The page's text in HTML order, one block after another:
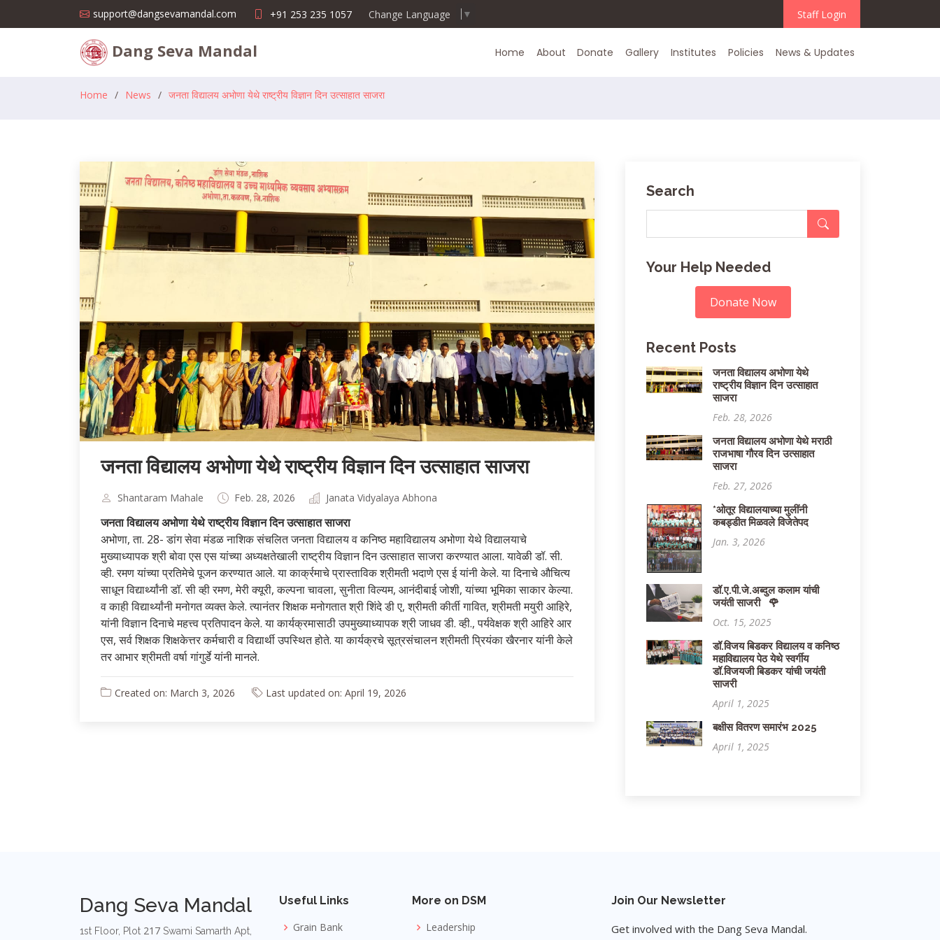
support@dangsevamandal.com +91 253 235 1057 Change Language ▼ Staff Login
Dang Seva Mandal Home About Donate Gallery Institutes Policies News & Updates
Home News जनता विद्यालय अभोणा येथे राष्ट्रीय विज्ञान दिन उत्साहात साजरा
जनता विद्यालय अभोणा येथे राष्ट्रीय विज्ञान दिन उत्साहात साजरा
Shantaram Mahale Feb. 28, 2026 Janata Vidyalaya Abhona
जनता विद्यालय अभोणा येथे राष्ट्रीय विज्ञान दिन उत्साहात साजरा
अभोणा, ता. 28- डांग सेवा मंडळ नाशिक संचलित जनता विद्यालय व कनिष्ठ महाविद्यालय अभोणा येथे विद्यालयाचे
मुख्याध्यापक श्री बोवा एस एस यांच्या अध्यक्षतेखाली राष्ट्रीय विज्ञान दिन उत्साहात साजरा करण्यात आला. यावेळी डॉ. सी.
व्ही. रमण यांच्या प्रतिमेचे पूजन करण्यात आले. या कार्क्रमाचे प्रास्ताविक श्रीमती भदाणे एस ई यांनी केले. या दिनाचे औचित्य
साधून विद्यार्थ्यांनी डॉ. सी व्ही रमण, मेरी क्यूरी, कल्पना चावला, सुनीता विल्यम, आनंदीबाई जोशी, यांच्या भूमिका साकार केल्या.
व काही विद्यार्थ्यांनी मनोगत व्यक्त केले. त्यानंतर शिक्षक मनोगतात श्री शिंदे डी ए, श्रीमती कीर्ती गावित, श्रीमती मयुरी आहिरे,
यांनी विज्ञान दिनाचे महत्त्व प्रतिपादन केले. या कार्यक्रमासाठी उपमुख्याध्यापक श्री जाधव डी. व्ही., पर्यवेक्षक श्री आहिरे आर
एस, सर्व शिक्षक शिक्षकेत्तर कर्मचारी व विद्यार्थी उपस्थित होते. या कार्यक्रचे सूत्रसंचालन श्रीमती प्रियंका खैरनार यांनी केले
तर आभार श्रीमती वर्षा गांगुर्डे यांनी मानले.
Created on: March 3, 2026 Last updated on: April 19, 2026
Search
Your Help Needed
Donate Now
Recent Posts
जनता विद्यालय अभोणा येथे
राष्ट्रीय विज्ञान दिन उत्साहात
साजरा
Feb. 28, 2026
जनता विद्यालय अभोणा येथे मराठी
राजभाषा गौरव दिन उत्साहात
साजरा
Feb. 27, 2026
*ओतूर विद्यालयाच्या मुलींनी
कबड्डीत मिळवले विजेतेपद
Jan. 3, 2026
डॉ.ए.पी.जे.अब्दुल कलाम यांची
जयंती साजरी 🌹
Oct. 15, 2025
डॉ.विजय बिडकर विद्यालय व कनिष्ठ
महाविद्यालय पेठ येथे स्वर्गीय
डॉ.विजयजी बिडकर यांची जयंती
साजरी
April 1, 2025
बक्षीस वितरण समारंभ 2025
April 1, 2025
Dang Seva Mandal
1st Floor, Plot 217 Swami Samarth Apt,
Useful Links
Grain Bank
More on DSM
Leadership
Join Our Newsletter
Get involved with the Dang Seva Mandal.